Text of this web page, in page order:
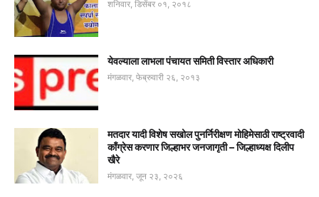
शनिवार, डिसेंबर ०१, २०१८
येवल्याला लाभला पंचायत समिती विस्तार अधिकारी
मंगळवार, फेब्रुवारी २६, २०१३
मतदार यादी विशेष सखोल पुनर्निरीक्षण मोहिमेसाठी राष्ट्रवादी
काँग्रेस करणार जिल्हाभर जनजागृती – जिल्हाध्यक्ष दिलीप
खैरे
मंगळवार, जून २३, २०२६